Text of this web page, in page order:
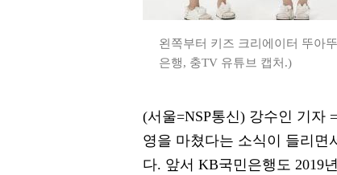
왼쪽부터 키즈 크리에이터 뚜아
은행, 충TV 유튜브 캡처.)
(서울=NSP통신) 강수인 기자
영을 마쳤다는 소식이 들리면
다. 앞서 KB국민은행도 2019